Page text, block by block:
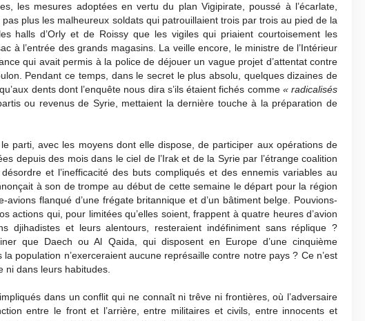
les mesures adoptées en vertu du plan Vigipirate, poussé à l’écarlate,
pas plus les malheureux soldats qui patrouillaient trois par trois au pied de la
halls d’Orly et de Roissy que les vigiles qui priaient courtoisement les
à l’entrée des grands magasins. La veille encore, le ministre de l’Intérieur
qui avait permis à la police de déjouer un vague projet d’attentat contre
Pendant ce temps, dans le secret le plus absolu, quelques dizaines de
dents dont l’enquête nous dira s’ils étaient fichés comme « radicalisés
ou revenus de Syrie, mettaient la dernière touche à la préparation de
parti, avec les moyens dont elle dispose, de participer aux opérations de
depuis des mois dans le ciel de l’Irak et de la Syrie par l’étrange coalition
et l’inefficacité des buts compliqués et des ennemis variables au
à son de trompe au début de cette semaine le départ pour la région
avions flanqué d’une frégate britannique et d’un bâtiment belge. Pouvions-
actions qui, pour limitées qu’elles soient, frappent à quatre heures d’avion
djihadistes et leurs alentours, resteraient indéfiniment sans réplique ?
que Daech ou Al Qaida, qui disposent en Europe d’une cinquième
population n’exerceraient aucune représaille contre notre pays ? Ce n’est
ni dans leurs habitudes.
dans un conflit qui ne connaît ni trêve ni frontières, où l’adversaire
entre le front et l’arrière, entre militaires et civils, entre innocents et